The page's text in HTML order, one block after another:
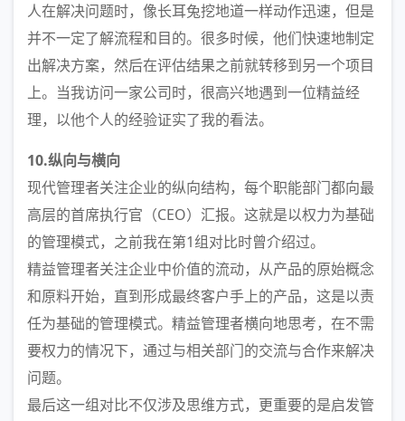
人在解决问题时，像长耳兔挖地道一样动作迅速，但是
并不一定了解流程和目的。很多时候，他们快速地制定
出解决方案，然后在评估结果之前就转移到另一个项目
上。当我访问一家公司时，很高兴地遇到一位精益经
理，以他个人的经验证实了我的看法。
10.纵向与横向
现代管理者关注企业的纵向结构，每个职能部门都向最
高层的首席执行官（CEO）汇报。这就是以权力为基础
的管理模式，之前我在第1组对比时曾介绍过。
精益管理者关注企业中价值的流动，从产品的原始概念
和原料开始，直到形成最终客户手上的产品，这是以责
任为基础的管理模式。精益管理者横向地思考，在不需
要权力的情况下，通过与相关部门的交流与合作来解决
问题。
最后这一组对比不仅涉及思维方式，更重要的是启发管